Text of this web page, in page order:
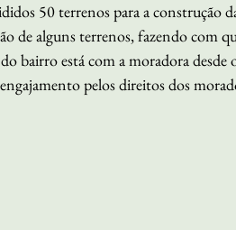
50 terrenos para a construção
de alguns terrenos, fazendo com
bairro está com a moradora
pelos direitos dos